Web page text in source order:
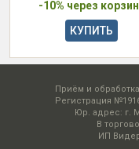
-10% через
КУПИТЬ
Приём и
Регистрация
Юр. адрес: г.
В
ИП